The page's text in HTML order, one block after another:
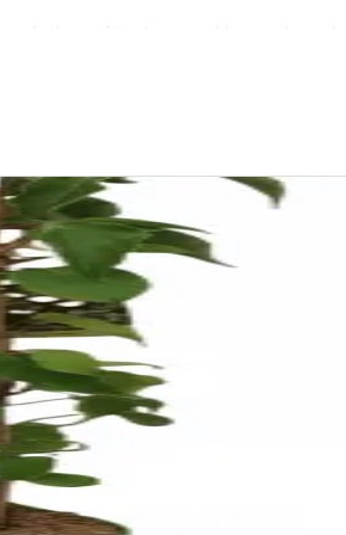
vand
frugt fremfor bladvækst